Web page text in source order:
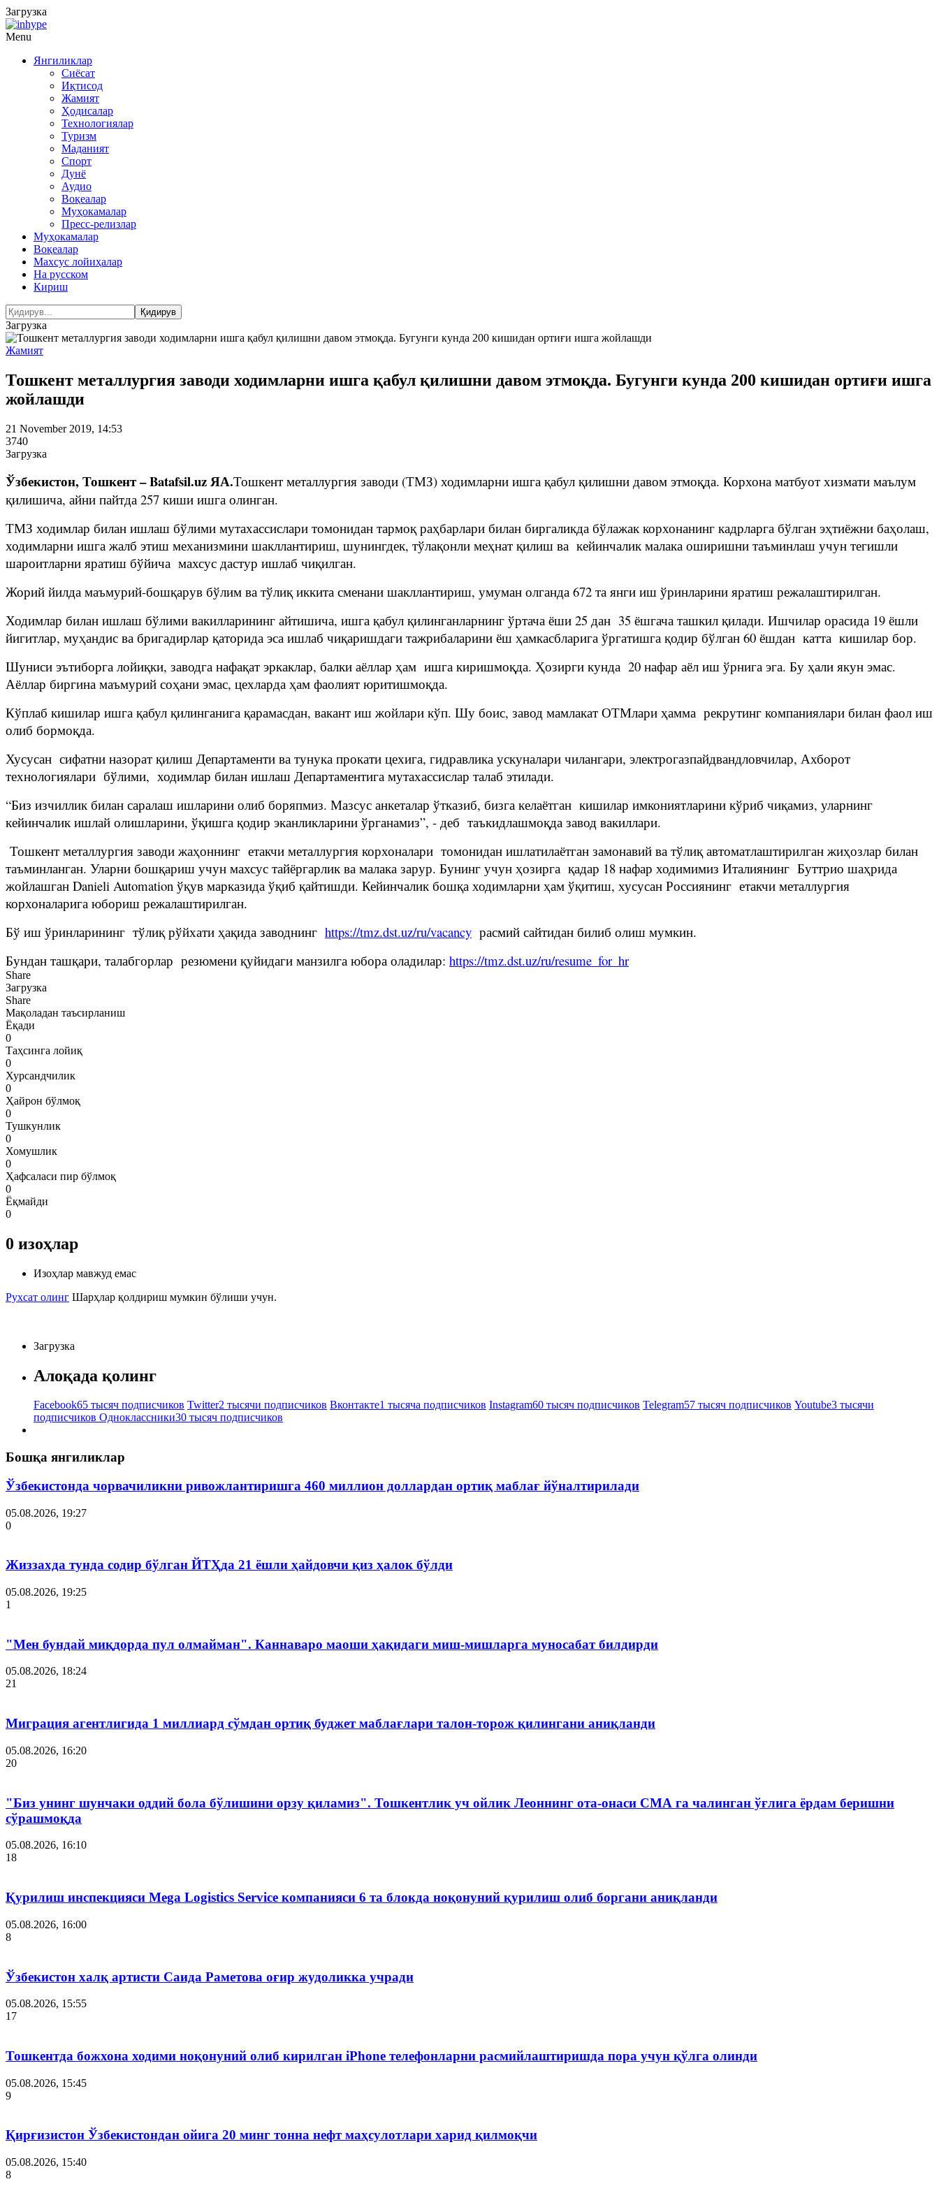
Загрузка
Menu
Янгиликлар
Сиёсат
Иқтисод
Жамият
Ҳодисалар
Технологиялар
Туризм
Маданият
Спорт
Дунё
Аудио
Воқеалар
Муҳокамалар
Пресс-релизлар
Муҳокамалар
Воқеалар
Махсус лойиҳалар
На русском
Кириш
Загрузка
Жамият
Тошкент металлургия заводи ходимларни ишга қабул қилишни давом этмоқда. Бугунги кунда 200 кишидан ортиғи ишга
жойлашди
21 November 2019, 14:53
3740
Загрузка
Ўзбекистон, Тошкент – Batafsil.uz ЯА.Тошкент металлургия заводи (ТМЗ) ходимларни ишга қабул қилишни давом этмоқда. Корхона матбуот хизмати маълум
қилишича, айни пайтда 257 киши ишга олинган.
ТМЗ ходимлар билан ишлаш бўлими мутахассислари томонидан тармоқ раҳбарлари билан биргаликда бўлажак корхонанинг кадрларга бўлган эҳтиёжни баҳолаш,
ходимларни ишга жалб этиш механизмини шакллантириш, шунингдек, тўлақонли меҳнат қилиш ва кейинчалик малака оширишни таъминлаш учун тегишли
шароитларни яратиш бўйича махсус дастур ишлаб чиқилган.
Жорий йилда маъмурий-бошқарув бўлим ва тўлиқ иккита сменани шакллантириш, умуман олганда 672 та янги иш ўринларини яратиш режалаштирилган.
Ходимлар билан ишлаш бўлими вакилларининг айтишича, ишга қабул қилинганларнинг ўртача ёши 25 дан 35 ёшгача ташкил қилади. Ишчилар орасида 19 ёшли
йигитлар, муҳандис ва бригадирлар қаторида эса ишлаб чиқаришдаги тажрибаларини ёш ҳамкасбларига ўргатишга қодир бўлган 60 ёшдан катта кишилар бор.
Шуниси эътиборга лойиқки, заводга нафақат эркаклар, балки аёллар ҳам ишга киришмоқда. Ҳозирги кунда 20 нафар аёл иш ўрнига эга. Бу ҳали якун эмас.
Аёллар биргина маъмурий соҳани эмас, цехларда ҳам фаолият юритишмоқда.
Кўплаб кишилар ишга қабул қилинганига қарамасдан, вакант иш жойлари кўп. Шу боис, завод мамлакат ОТМлари ҳамма рекрутинг компаниялари билан фаол иш
олиб бормоқда.
Хусусан сифатни назорат қилиш Департаменти ва тунука прокати цехига, гидравлика ускуналари чилангари, электрогазпайдвандловчилар, Ахборот
технологиялари бўлими, ходимлар билан ишлаш Департаментига мутахассислар талаб этилади.
“Биз изчиллик билан саралаш ишларини олиб боряпмиз. Мазсус анкеталар ўтказиб, бизга келаётган кишилар имкониятларини кўриб чиқамиз, уларнинг
кейинчалик ишлай олишларини, ўқишга қодир эканликларини ўрганамиз”, - деб таъкидлашмоқда завод вакиллари.
Тошкент металлургия заводи жаҳоннинг етакчи металлургия корхоналари томонидан ишлатилаётган замонавий ва тўлиқ автоматлаштирилган жиҳозлар билан
таъминланган. Уларни бошқариш учун махсус тайёргарлик ва малака зарур. Бунинг учун ҳозирга қадар 18 нафар ходимимиз Италиянинг Буттрио шаҳрида
жойлашган Danieli Automation ўқув марказида ўқиб қайтишди. Кейинчалик бошқа ходимларни ҳам ўқитиш, хусусан Россиянинг етакчи металлургия
корхоналарига юбориш режалаштирилган.
Бў иш ўринларининг тўлиқ рўйхати ҳақида заводнинг https://tmz.dst.uz/ru/vacancy расмий сайтидан билиб олиш мумкин.
Бундан ташқари, талабгорлар резюмени қуйидаги манзилга юбора оладилар: https://tmz.dst.uz/ru/resume_for_hr
Share
Загрузка
Share
Мақоладан таъсирланиш
Ёқади
0
Таҳсинга лойиқ
0
Хурсандчилик
0
Ҳайрон бўлмоқ
0
Тушкунлик
0
Хомушлик
0
Ҳафсаласи пир бўлмоқ
0
Ёқмайди
0
0 изоҳлар
Изоҳлар мавжуд емас
Рухсат олинг Шарҳлар қолдириш мумкин бўлиши учун.
Загрузка
Алоқада қолинг
Facebook65 тысяч подписчиков Twitter2 тысячи подписчиков Вконтакте1 тысяча подписчиков Instagram60 тысяч подписчиков Telegram57 тысяч подписчиков Youtube3 тысячи
подписчиков Одноклассники30 тысяч подписчиков
Бошқа янгиликлар
Ўзбекистонда чорвачиликни ривожлантиришга 460 миллион доллардан ортиқ маблағ йўналтирилади
05.08.2026, 19:27
0
Жиззахда тунда содир бўлган ЙТҲда 21 ёшли ҳайдовчи қиз ҳалок бўлди
05.08.2026, 19:25
1
"Мен бундай миқдорда пул олмайман". Каннаваро маоши ҳақидаги миш-мишларга муносабат билдирди
05.08.2026, 18:24
21
Миграция агентлигида 1 миллиард сўмдан ортиқ буджет маблағлари талон-торож қилингани аниқланди
05.08.2026, 16:20
20
"Биз унинг шунчаки оддий бола бўлишини орзу қиламиз". Тошкентлик уч ойлик Леоннинг ота-онаси СМА га чалинган ўғлига ёрдам беришни
сўрашмоқда
05.08.2026, 16:10
18
Қурилиш инспекцияси Мega Logistics Service компанияси 6 та блокда ноқонуний қурилиш олиб боргани аниқланди
05.08.2026, 16:00
8
Ўзбекистон халқ артисти Саида Раметова оғир жудоликка учради
05.08.2026, 15:55
17
Тошкентда божхона ходими ноқонуний олиб кирилган iPhone телефонларни расмийлаштиришда пора учун қўлга олинди
05.08.2026, 15:45
9
Қирғизистон Ўзбекистондан ойига 20 минг тонна нефт маҳсулотлари харид қилмоқчи
05.08.2026, 15:40
8